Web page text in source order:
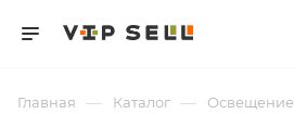
Главная — Каталог — Освещение